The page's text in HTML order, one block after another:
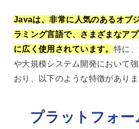
Javaは、非常に人気のあるオブ
ラミング言語で、さまざまなア
に広く使用されています。 特に
や大規模システム開発において
おり、以下のような特徴がありま
プラットフォー